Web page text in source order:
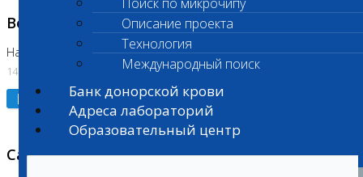
Описание проекта
Технология
Международный поиск
Банк донорской крови
Адреса лабораторий
Образовательный центр
Возобновлено выполнение исследования
На Нагорной (Код 157)
14.07.2026
Подробнее
Санитарный день